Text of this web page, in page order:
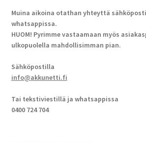
Muina aikoina otathan yhteyttä
whatsappissa.
HUOM! Pyrimme vastaamaan myös
ulkopuolella mahdollisimman pian.
Sähköpostilla
info@akkunetti.fi
Tai tekstiviestillä ja whatsappissa
0400 724 704